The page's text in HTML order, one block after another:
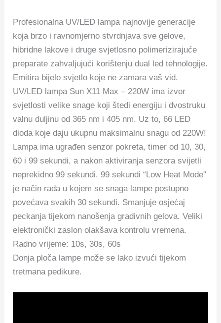
Profesionalna UV/LED lampa najnovije generacije
koja brzo i ravnomjerno stvrdnjava sve gelove,
hibridne lakove i druge svjetlosno polimerizirajuće
preparate zahvaljujući korištenju dual led tehnologije.
Emitira bijelo svjetlo koje ne zamara vaš vid.
UV/LED lampa Sun X11 Max – 220W ima izvor
svjetlosti velike snage koji štedi energiju i dvostruku
valnu duljinu od 365 nm i 405 nm. Uz to, 66 LED
dioda koje daju ukupnu maksimalnu snagu od 220W!
Lampa ima ugrađen senzor pokreta, timer od 10, 30,
60 i 99 sekundi, a nakon aktiviranja senzora svijetli
neprekidno 99 sekundi. 99 sekundi “Low Heat Mode”
je način rada u kojem se snaga lampe postupno
povećava svakih 30 sekundi. Smanjuje osjećaj
peckanja tijekom nanošenja gradivnih gelova. Veliki
elektronički zaslon olakšava kontrolu vremena.
Radno vrijeme: 10s, 30s, 60s
Donja ploča lampe može se lako izvući tijekom
tretmana pedikure.